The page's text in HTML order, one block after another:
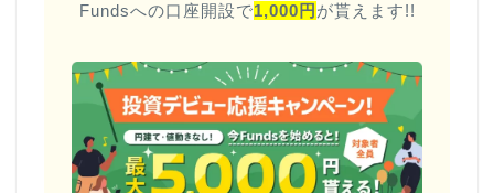
Fundsへの口座開設で1,000円 が貰えます!!